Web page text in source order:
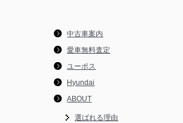
中古車案内
愛車無料査定
ユーポス
Hyundai
ABOUT
選ばれる理由